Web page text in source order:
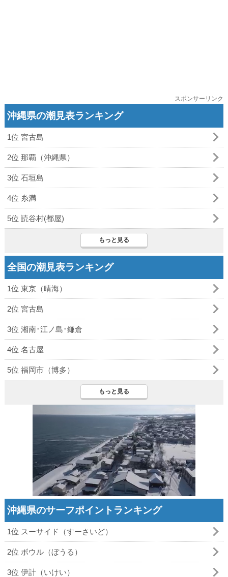
スポンサーリンク
沖縄県の潮見表ランキング
1位 宮古島
2位 那覇（沖縄県）
3位 石垣島
4位 糸満
5位 読谷村(都屋)
もっと見る
全国の潮見表ランキング
1位 東京（晴海）
2位 宮古島
3位 湘南･江ノ島･鎌倉
4位 名古屋
5位 福岡市（博多）
もっと見る
沖縄県のサーフポイントランキング
1位 スーサイド（すーさいど）
2位 ボウル（ぼうる）
3位 伊計（いけい）